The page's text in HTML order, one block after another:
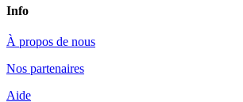
Info
À propos de nous
Nos partenaires
Aide